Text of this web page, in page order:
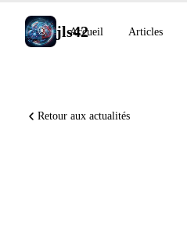
jls42
Accueil Articles
Retour aux actualités